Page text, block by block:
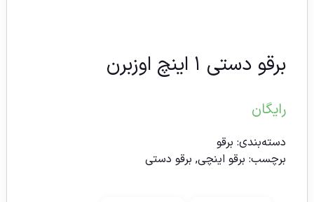
برقو دستی ۱ اینچ اوزبرن
رایگان
دسته‌بندی: برقو
برچسب: برقو اینچی, برقو دستی